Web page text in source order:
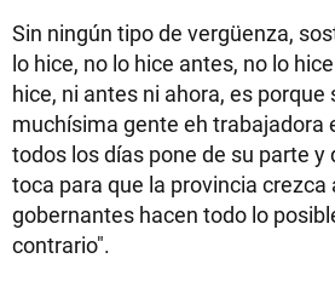
Sin ningún tipo de vergüenza,
lo hice, no lo hice antes, no lo
hice, ni antes ni ahora, es porque
muchísima gente eh trabajadora
todos los días pone de su parte y
toca para que la provincia crezca
gobernantes hacen todo lo
contrario".